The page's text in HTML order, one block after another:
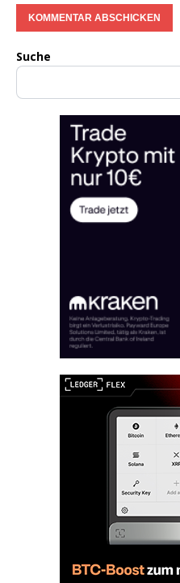
Suche